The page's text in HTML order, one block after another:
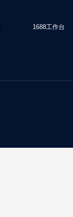
1688工作台